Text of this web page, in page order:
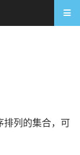
排列的集合，可